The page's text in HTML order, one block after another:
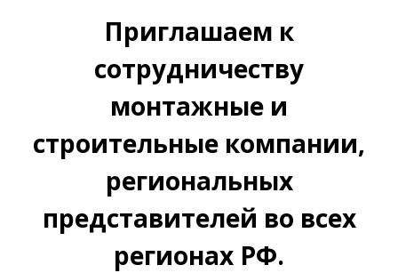
Приглашаем к
сотрудничеству
монтажные и
строительные компании,
региональных
представителей во всех
регионах РФ.